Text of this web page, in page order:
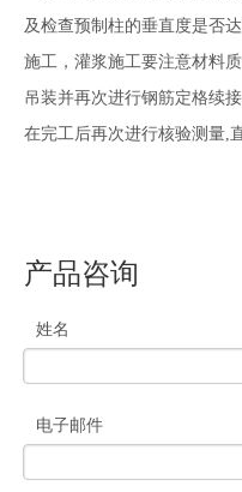
及检查预制柱的垂直度是否
施工，灌浆施工要注意材料
吊装并再次进行钢筋定格续
在完工后再次进行核验测量,
产品咨询
姓名
电子邮件